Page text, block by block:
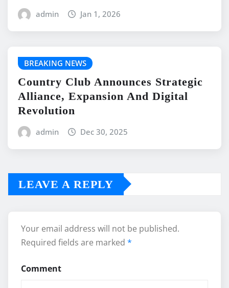
admin Jan 1, 2026
BREAKING NEWS
Country Club Announces Strategic
Alliance, Expansion And Digital
Revolution
admin Dec 30, 2025
LEAVE A REPLY
Your email address will not be published.
Required fields are marked *
Comment